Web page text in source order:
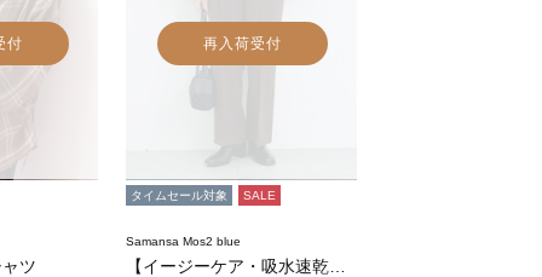
付
ツ
再入荷受付
タイムセール対象 SALE
Samansa Mos2 blue